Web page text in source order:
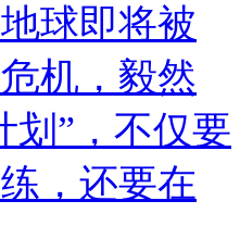
球即将被
机，毅然
划”，不仅要
，还要在